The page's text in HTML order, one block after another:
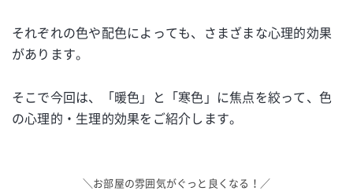
それぞれの色や配色によっても、さまざまな心理的効果
があります。
そこで今回は、「暖色」と「寒色」に焦点を絞って、色
の心理的・生理的効果をご紹介します。
＼お部屋の雰囲気がぐっと良くなる！／